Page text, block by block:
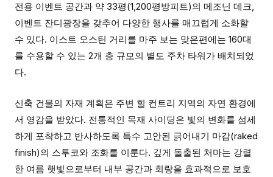
전용 이벤트 공간과 약 33평(1,200평방피트)의 메조닌 데크,
이벤트 잔디광장을 갖추어 다양한 행사를 매끄럽게 소화할
수 있다. 이스트 오스틴 거리를 마주 보는 맞은편에는 160대
를 수용할 수 있는 2개 층 규모의 별도 주차 타워가 배치되었
다.
신축 건물의 자재 계획은 주변 힐 컨트리 지역의 자연 환경에
서 영감을 받았다. 전통적인 목재 사이딩은 빛의 변화를 섬세
하게 포착하고 반사하도록 특수 고안된 긁어내기 마감(raked
finish)의 스투코와 조화를 이룬다. 깊게 돌출된 처마는 강렬
한 여름 햇빛으로부터 내부 공간과 회랑을 효과적으로 보호